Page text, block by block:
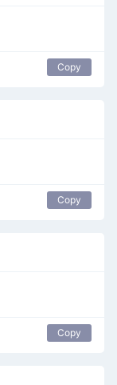
Copy
Copy
Copy